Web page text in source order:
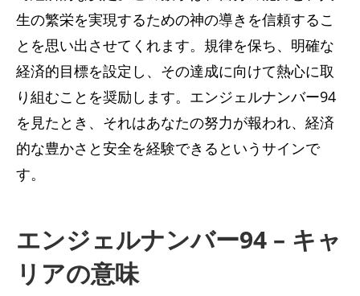
生の繁栄を実現するための神の導きを信頼するこ
とを思い出させてくれます。規律を保ち、明確な
経済的目標を設定し、その達成に向けて熱心に取
り組むことを奨励します。エンジェルナンバー94
を見たとき、それはあなたの努力が報われ、経済
的な豊かさと安全を経験できるというサインで
す。
エンジェルナンバー94 – キャ
リアの意味